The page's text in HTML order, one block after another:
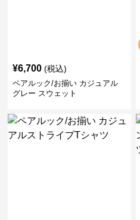
¥6,700 (税込)
ペアルック/お揃い カジュアル
グレー スウェット